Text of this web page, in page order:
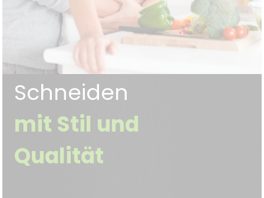
Schneiden
mit Stil und
Qualität